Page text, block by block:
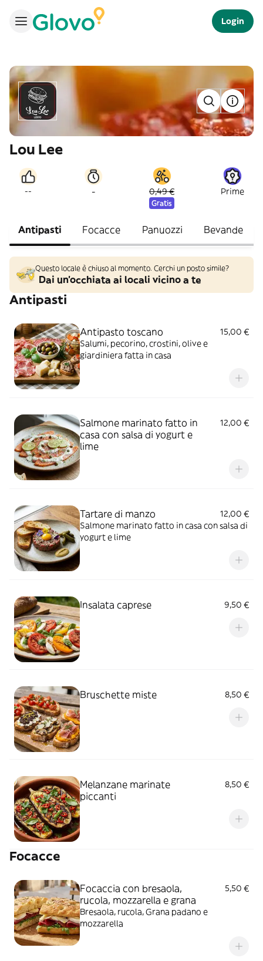
Login
Lou Lee
-- - 0,49 €
Gratis
Prime
Antipasti Focacce Panuozzi Bevande
Questo locale è chiuso al momento. Cerchi un posto simile?
Dai un'occhiata ai locali vicino a te
Antipasti
Antipasto toscano
15,00 €
Salumi, pecorino, crostini, olive e
giardiniera fatta in casa
Salmone marinato fatto in
casa con salsa di yogurt e
lime
12,00 €
Tartare di manzo
12,00 €
Salmone marinato fatto in casa con salsa di
yogurt e lime
Insalata caprese 9,50 €
Bruschette miste 8,50 €
Melanzane marinate
piccanti
8,50 €
Focacce
Focaccia con bresaola,
rucola, mozzarella e grana
5,50 €
Bresaola, rucola, Grana padano e
mozzarella